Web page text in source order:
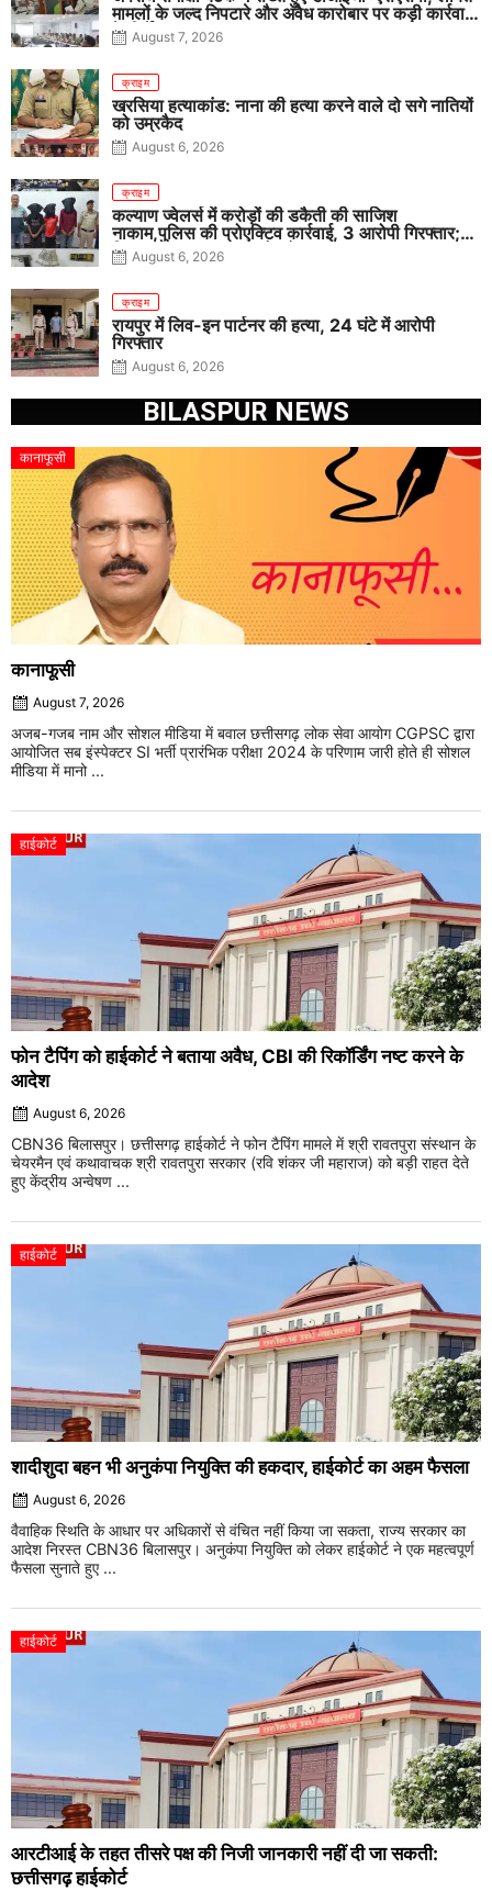
मामलों के जल्द निपटारे और अवैध कारोबार पर कड़ी कार्रवाई
के निर्देश
August 7, 2026
क्राइम
खरसिया हत्याकांड: नाना की हत्या करने वाले दो सगे नातियों
को उम्रकैद
August 6, 2026
क्राइम
कल्याण ज्वेलर्स में करोड़ों की डकैती की साजिश
नाकाम,पुलिस की प्रोएक्टिव कार्रवाई, 3 आरोपी गिरफ्तार;
पिस्टल, कारतूस, चाकू और मोबाइल बरामद
August 6, 2026
क्राइम
रायपुर में लिव-इन पार्टनर की हत्या, 24 घंटे में आरोपी
गिरफ्तार
August 6, 2026
BILASPUR NEWS
कानाफूसी
कानाफूसी
August 7, 2026
अजब-गजब नाम और सोशल मीडिया में बवाल छत्तीसगढ़ लोक सेवा आयोग CGPSC द्वारा
आयोजित सब इंस्पेक्टर SI भर्ती प्रारंभिक परीक्षा 2024 के परिणाम जारी होते ही सोशल
मीडिया में मानो ...
हाईकोर्ट
फोन टैपिंग को हाईकोर्ट ने बताया अवैध, CBI की रिकॉर्डिंग नष्ट करने के
आदेश
August 6, 2026
CBN36 बिलासपुर। छत्तीसगढ़ हाईकोर्ट ने फोन टैपिंग मामले में श्री रावतपुरा संस्थान के
चेयरमैन एवं कथावाचक श्री रावतपुरा सरकार (रवि शंकर जी महाराज) को बड़ी राहत देते
हुए केंद्रीय अन्वेषण ...
हाईकोर्ट
शादीशुदा बहन भी अनुकंपा नियुक्ति की हकदार, हाईकोर्ट का अहम फैसला
August 6, 2026
वैवाहिक स्थिति के आधार पर अधिकारों से वंचित नहीं किया जा सकता, राज्य सरकार का
आदेश निरस्त CBN36 बिलासपुर। अनुकंपा नियुक्ति को लेकर हाईकोर्ट ने एक महत्वपूर्ण
फैसला सुनाते हुए ...
हाईकोर्ट
आरटीआई के तहत तीसरे पक्ष की निजी जानकारी नहीं दी जा सकती:
छत्तीसगढ़ हाईकोर्ट